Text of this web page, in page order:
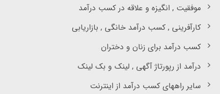
موفقیت , انگیزه و علاقه در کسب درآمد
کارآفرینی , کسب درآمد خانگی , بازاریابی
کسب درآمد برای زنان و دختران
درآمد از رپورتاژ آگهی , لینک و بک لینک
سایر راههای کسب درآمد از اینترنت